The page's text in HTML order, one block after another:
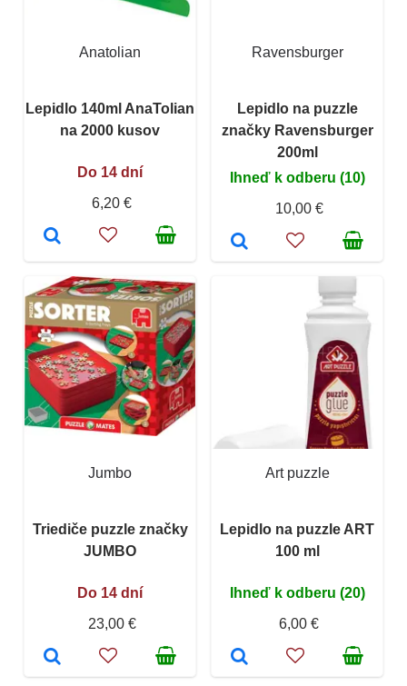
Anatolian
Lepidlo 140ml AnaTolian
na 2000 kusov
Do 14 dní
6,20 €
Ravensburger
Lepidlo na puzzle
značky Ravensburger
200ml
Ihneď k odberu (10)
10,00 €
Jumbo
Triediče puzzle značky
JUMBO
Do 14 dní
23,00 €
Art puzzle
Lepidlo na puzzle ART
100 ml
Ihneď k odberu (20)
6,00 €